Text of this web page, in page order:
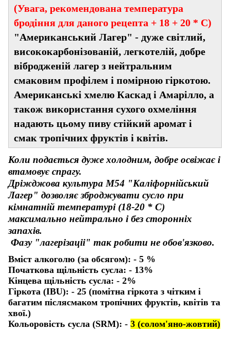
(Увага, рекомендована температура
бродіння для даного рецепта + 18 + 20 * С)
"Американський Лагер" - дуже світлий,
висококарбонізованій, легкотелій, добре
вібродженій лагер з нейтральним
смаковим профілем і помірною гіркотою.
Американські хмелю Каскад і Амарілло, а
також використання сухого охмеління
надають цьому пиву стійкий аромат і
смак тропічних фруктів і квітів.
Коли подається дуже холодним, добре освіжає і
втамовує спрагу.
Дріжджова культура М54 "Каліфорнійський
Лагер" дозволяє зброджувати сусло при
кімнатній температурі (18-20 * С)
максимально нейтрально і без сторонніх
запахів.
Фазу "лагерізаціі" так робити не обов'язково.
Вміст алкоголю (за обсягом): - 5 %
Початкова щільність сусла: - 13%
Кінцева щільність сусла: - 2%
Гіркота (IBU): - 25 (помітна гіркота з чітким і
багатим післясмаком тропічних фруктів, квітів та
хвої.)
Кольоровість сусла (SRM): - 3 (солом'яно-жовтий)